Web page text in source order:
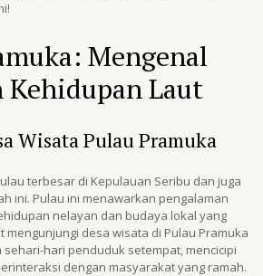
Mengenal
Kehidupan Laut
Wisata Pulau Pramuka
terbesar di Kepulauan Seribu dan juga
ini. Pulau ini menawarkan pengalaman
nelayan dan budaya lokal yang
mengunjungi desa wisata di Pulau Pramuka
hari penduduk setempat, mencicipi
dengan masyarakat yang ramah.